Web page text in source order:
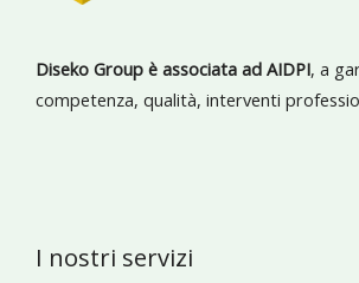
Diseko Group è associata ad AIDPI, a
competenza, qualità, interventi
I nostri servizi